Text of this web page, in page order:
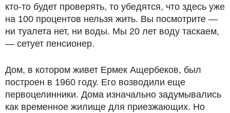
кто-то будет проверять, то убедятся, что здесь уже
на 100 процентов нельзя жить. Вы посмотрите —
ни туалета нет, ни воды. Мы 20 лет воду таскаем,
— сетует пенсионер.
Дом, в котором живет Ермек Ащербеков, был
построен в 1960 году. Его возводили еще
первоцелинники. Дома изначально задумывались
как временное жилище для приезжающих. Но